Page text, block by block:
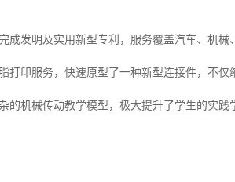
成发明及实用新型专利，服务覆盖汽车、机械
打印服务，快速原型了一种新型连接件，不
的机械传动教学模型，极大提升了学生的实践